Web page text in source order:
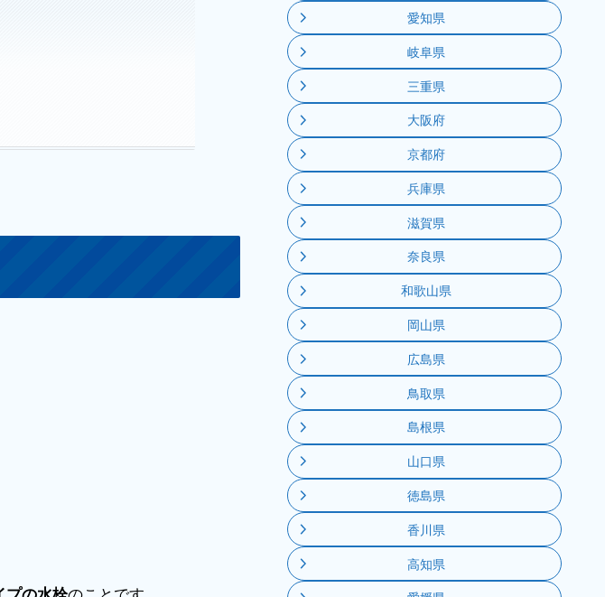
愛知県
岐阜県
三重県
大阪府
京都府
兵庫県
滋賀県
奈良県
和歌山県
岡山県
広島県
鳥取県
島根県
山口県
徳島県
香川県
高知県